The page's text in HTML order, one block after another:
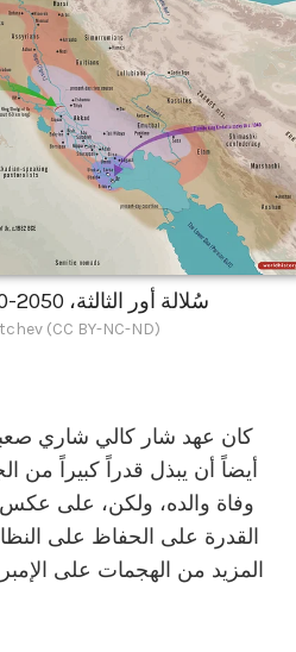
سُلالة أور الثالثة، 2050-1950 قبل الميلاد
(CC BY-NC-ND)
كان عهد شار كالي شاري صعباً
أيضاً أن يبذل قدراً كبيراً من
وفاة والده، ولكن، على عكس
القدرة على الحفاظ على
المزيد من الهجمات على